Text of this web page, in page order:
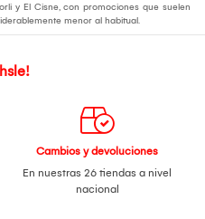
y El Cisne, con promociones que suelen
menor al habitual.
Cambios y devoluciones
En nuestras 26 tiendas a nivel
nacional